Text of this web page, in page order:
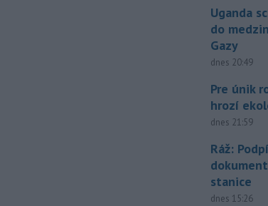
Uganda
do
Gazy
dnes 20:49
Pre únik
hrozí
dnes 21:59
Ráž:
stanice
dnes 15:26